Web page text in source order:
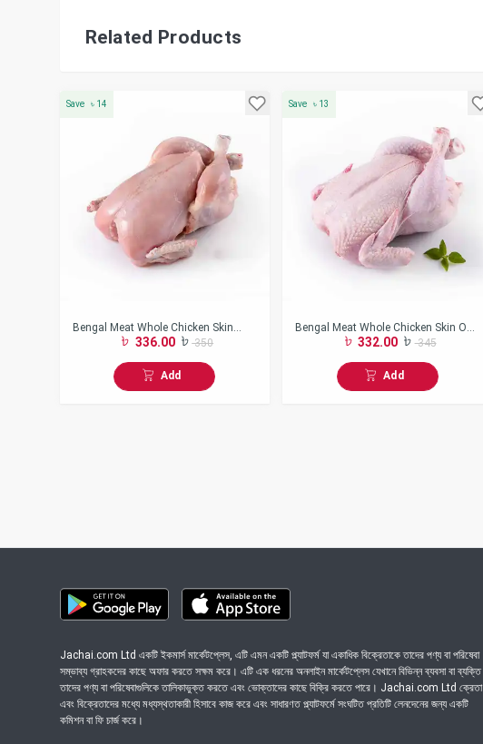
Related Products
Save ৳ 14
Bengal Meat Whole Chicken Skin
Less w/o Neck Frozen
336.00 350
Add
Save ৳ 13
Bengal Meat Whole Chicken Skin On
w/o Neck Frozen332.00 345
Add
Jachai.com Ltd একটি ইকমার্স মার্কেটপ্লেস, এটি এমন একটি প্ল্যাটফর্ম যা একাধিক বিক্রেতাকে তাদের পণ্য বা পরিষেবা
সম্ভাব্য গ্রাহকদের কাছে অফার করতে সক্ষম করে। এটি এক ধরনের অনলাইন মার্কেটপ্লেস যেখানে বিভিন্ন ব্যবসা বা ব্যক্তি
তাদের পণ্য বা পরিষেবাগুলিকে তালিকাভুক্ত করতে এবং ভোক্তাদের কাছে বিক্রি করতে পারে। Jachai.com Ltd ক্রেতা
এবং বিক্রেতাদের মধ্যে মধ্যস্থতাকারী হিসাবে কাজ করে এবং সাধারণত প্ল্যাটফর্মে সংঘটিত প্রতিটি লেনদেনের জন্য একটি
কমিশন বা ফি চার্জ করে।